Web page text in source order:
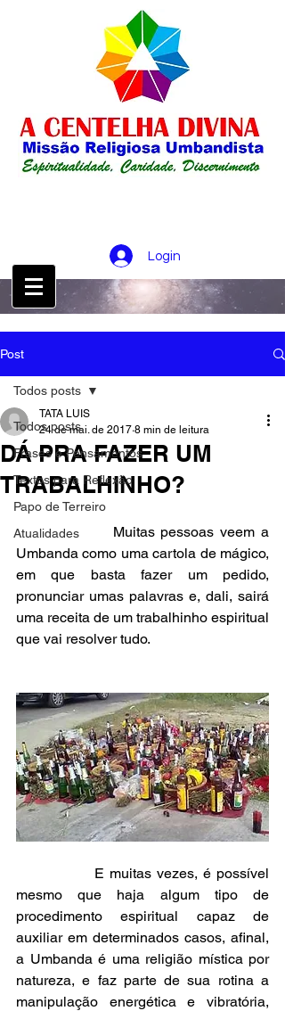
CONTATO :21 98256-0826
Login
Post
Todos posts
Frases e Pensamentos
Textos para Reflexão
Papo de Terreiro
Atualidades
Todos posts
DÁ PRA FAZER UM
TRABALHINHO?
TATA LUIS
24 de mai. de 2017 8 min de leitura
                Muitas pessoas veem a
Umbanda como uma cartola de mágico,
em que basta fazer um pedido,
pronunciar umas palavras e, dali, sairá
uma receita de um trabalhinho espiritual
que vai resolver tudo.
mesmo que haja algum tipo de
procedimento espiritual capaz de
auxiliar em determinados casos, afinal,
a Umbanda é uma religião mística por
natureza, e faz parte de sua rotina a
manipulação energética e vibratória,